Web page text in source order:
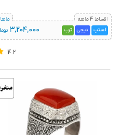
اقساط 4 ماهه
اسنپ
دیجی ترب 3,204,000
4.2